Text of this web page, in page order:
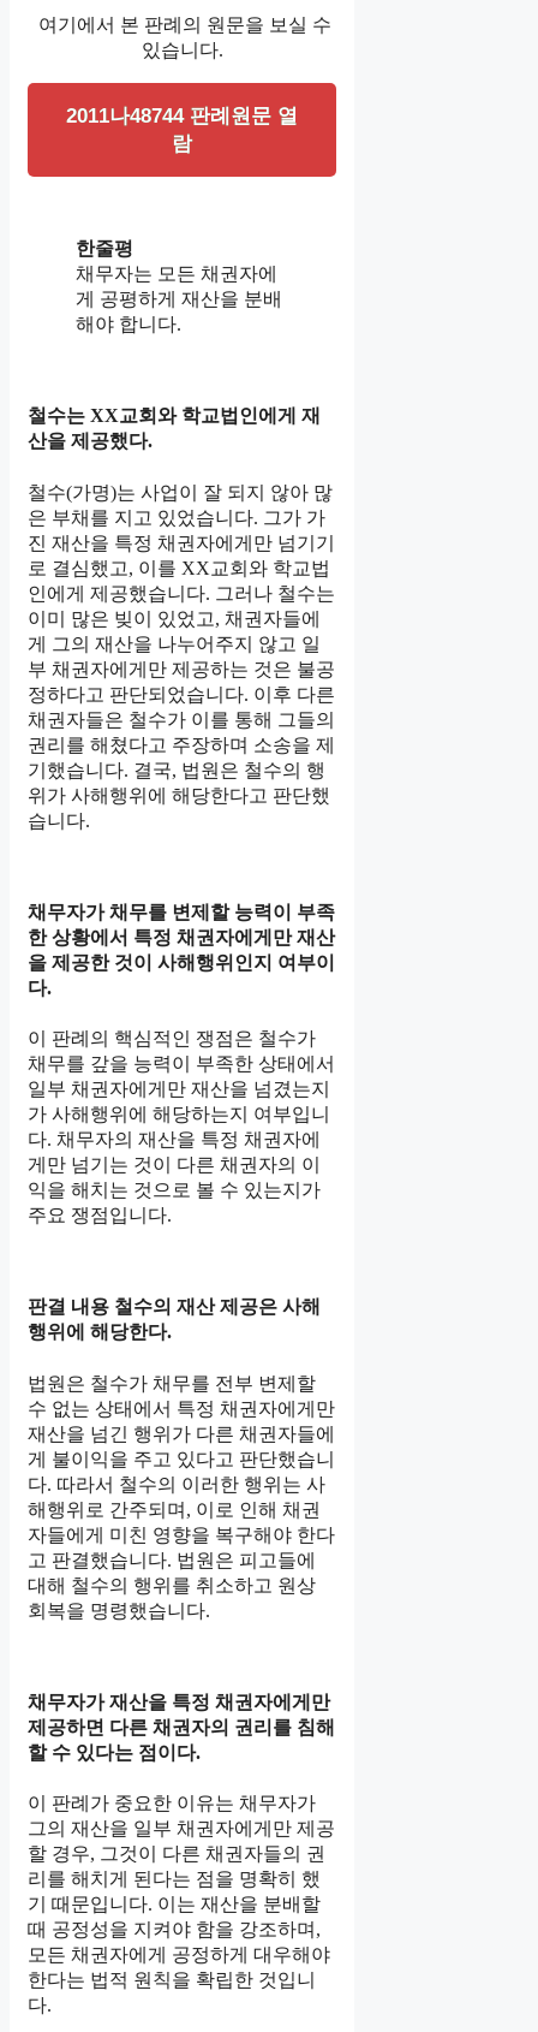
여기에서 본 판례의 원문을 보실 수
있습니다.
2011나48744 판례원문 열
람
한줄평
채무자는 모든 채권자에
게 공평하게 재산을 분배
해야 합니다.
철수는 XX교회와 학교법인에게 재
산을 제공했다.
철수(가명)는 사업이 잘 되지 않아 많
은 부채를 지고 있었습니다. 그가 가
진 재산을 특정 채권자에게만 넘기기
로 결심했고, 이를 XX교회와 학교법
인에게 제공했습니다. 그러나 철수는
이미 많은 빚이 있었고, 채권자들에
게 그의 재산을 나누어주지 않고 일
부 채권자에게만 제공하는 것은 불공
정하다고 판단되었습니다. 이후 다른
채권자들은 철수가 이를 통해 그들의
권리를 해쳤다고 주장하며 소송을 제
기했습니다. 결국, 법원은 철수의 행
위가 사해행위에 해당한다고 판단했
습니다.
채무자가 채무를 변제할 능력이 부족
한 상황에서 특정 채권자에게만 재산
을 제공한 것이 사해행위인지 여부이
다.
이 판례의 핵심적인 쟁점은 철수가
채무를 갚을 능력이 부족한 상태에서
일부 채권자에게만 재산을 넘겼는지
가 사해행위에 해당하는지 여부입니
다. 채무자의 재산을 특정 채권자에
게만 넘기는 것이 다른 채권자의 이
익을 해치는 것으로 볼 수 있는지가
주요 쟁점입니다.
판결 내용 철수의 재산 제공은 사해
행위에 해당한다.
법원은 철수가 채무를 전부 변제할
수 없는 상태에서 특정 채권자에게만
재산을 넘긴 행위가 다른 채권자들에
게 불이익을 주고 있다고 판단했습니
다. 따라서 철수의 이러한 행위는 사
해행위로 간주되며, 이로 인해 채권
자들에게 미친 영향을 복구해야 한다
고 판결했습니다. 법원은 피고들에
대해 철수의 행위를 취소하고 원상
회복을 명령했습니다.
채무자가 재산을 특정 채권자에게만
제공하면 다른 채권자의 권리를 침해
할 수 있다는 점이다.
이 판례가 중요한 이유는 채무자가
그의 재산을 일부 채권자에게만 제공
할 경우, 그것이 다른 채권자들의 권
리를 해치게 된다는 점을 명확히 했
기 때문입니다. 이는 재산을 분배할
때 공정성을 지켜야 함을 강조하며,
모든 채권자에게 공정하게 대우해야
한다는 법적 원칙을 확립한 것입니
다.